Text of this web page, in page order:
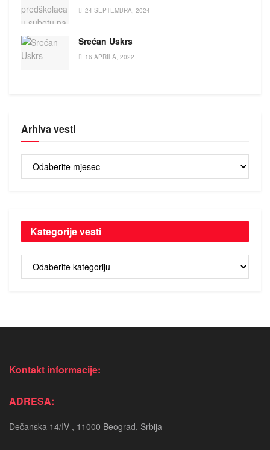
24 SEPTEMBRA, 2024
Srećan Uskrs
16 APRILA, 2022
Arhiva vesti
Arhiva
vesti
Kategorije vesti
Kategorije
vesti
Kontakt informacije:
ADRESA:
Dečanska 14/IV , 11000 Beograd, Srbija